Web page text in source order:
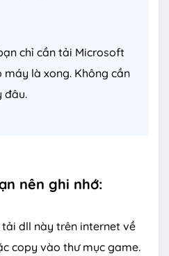
chỉ cần tải Microsoft
máy là xong. Không cần
đâu.
nên ghi nhớ:
tải dll này trên internet về
copy vào thư mục game.